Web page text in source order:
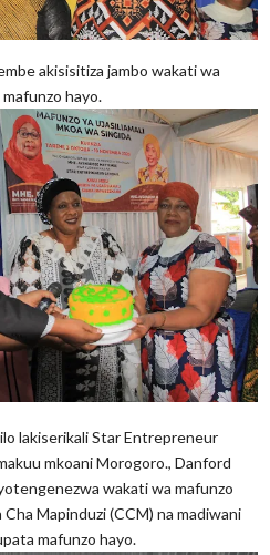
akisisitiza jambo wakati wa
hayo.
lakiserikali Star Entrepreneur
mkoani Morogoro., Danford
wakati wa mafunzo
Mapinduzi (CCM) na madiwani
mafunzo hayo.